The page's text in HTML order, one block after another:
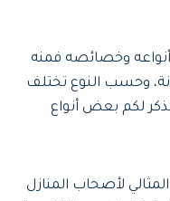
وخصائصه فمنه
وحسب النوع تختلف
لكم بعض أنواع
لأصحاب المنازل